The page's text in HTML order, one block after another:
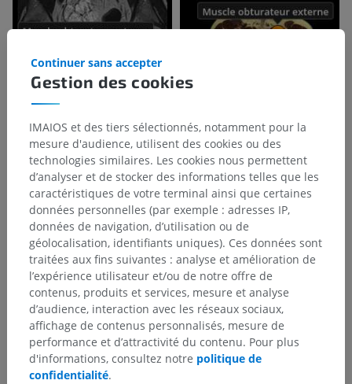
Gestion des cookies
Continuer sans accepter
IMAIOS et des tiers sélectionnés, notamment pour la
mesure d'audience, utilisent des cookies ou des
technologies similaires. Les cookies nous permettent
d’analyser et de stocker des informations telles que les
caractéristiques de votre terminal ainsi que certaines
données personnelles (par exemple : adresses IP,
données de navigation, d’utilisation ou de
géolocalisation, identifiants uniques). Ces données sont
traitées aux fins suivantes : analyse et amélioration de
l’expérience utilisateur et/ou de notre offre de
contenus, produits et services, mesure et analyse
d’audience, interaction avec les réseaux sociaux,
affichage de contenus personnalisés, mesure de
performance et d’attractivité du contenu. Pour plus
d'informations, consultez notre politique de
confidentialité.